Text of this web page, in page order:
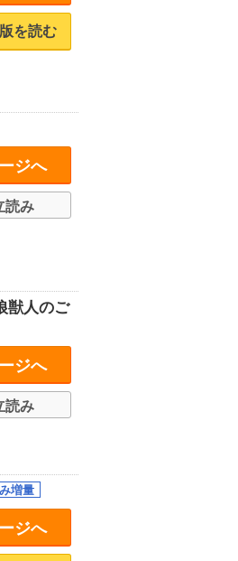
を読む
ジへ
読み
獣人のご
ジへ
読み
ジへ